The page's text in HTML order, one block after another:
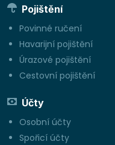
Pojištění
Povinné ručení
Havarijní pojištění
Úrazové pojištění
Cestovní pojištění
Účty
Osobní účty
Spořicí účty